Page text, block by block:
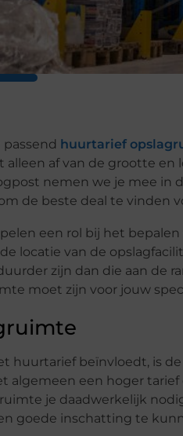
passend huurtarief
af van de grootte en
nemen we je mee in
de beste deal te vinden
een rol bij het
locatie van de
zijn dan die aan de
moet zijn voor jouw
huurtarief beïnvloedt, is
algemeen een hoger
je daadwerkelijk
goede inschatting te